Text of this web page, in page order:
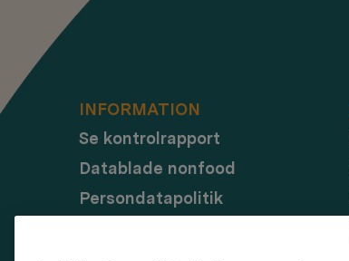
INFORMATION
Se kontrolrapport
Datablade nonfood
Persondatapolitik